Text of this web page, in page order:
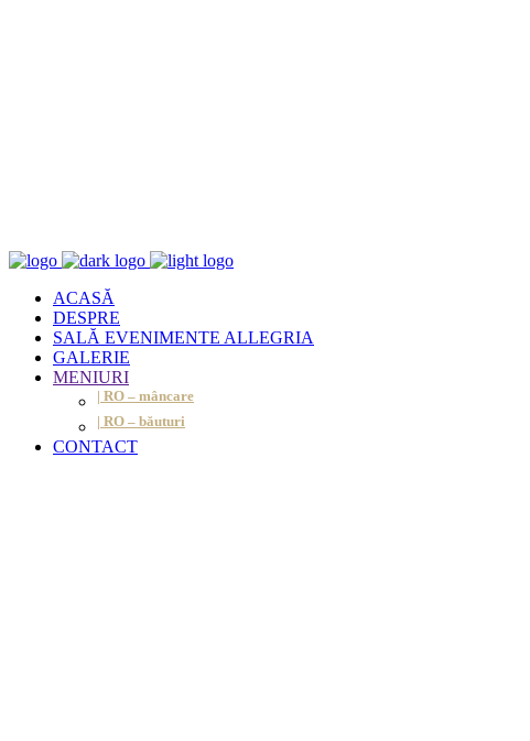
ACASĂ
DESPRE
SALĂ EVENIMENTE ALLEGRIA
GALERIE
MENIURI
| RO – mâncare
| RO – băuturi
CONTACT